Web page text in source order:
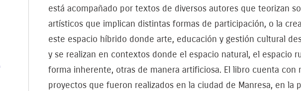
está acompañado por textos de diversos autores que teorizan
artísticos que implican distintas formas de participación, o la
este espacio híbrido donde arte, educación y gestión cultural
y se realizan en contextos donde el espacio natural, el espacio
forma inherente, otras de manera artificiosa. El libro cuenta
proyectos que fueron realizados en la ciudad de Manresa, en la